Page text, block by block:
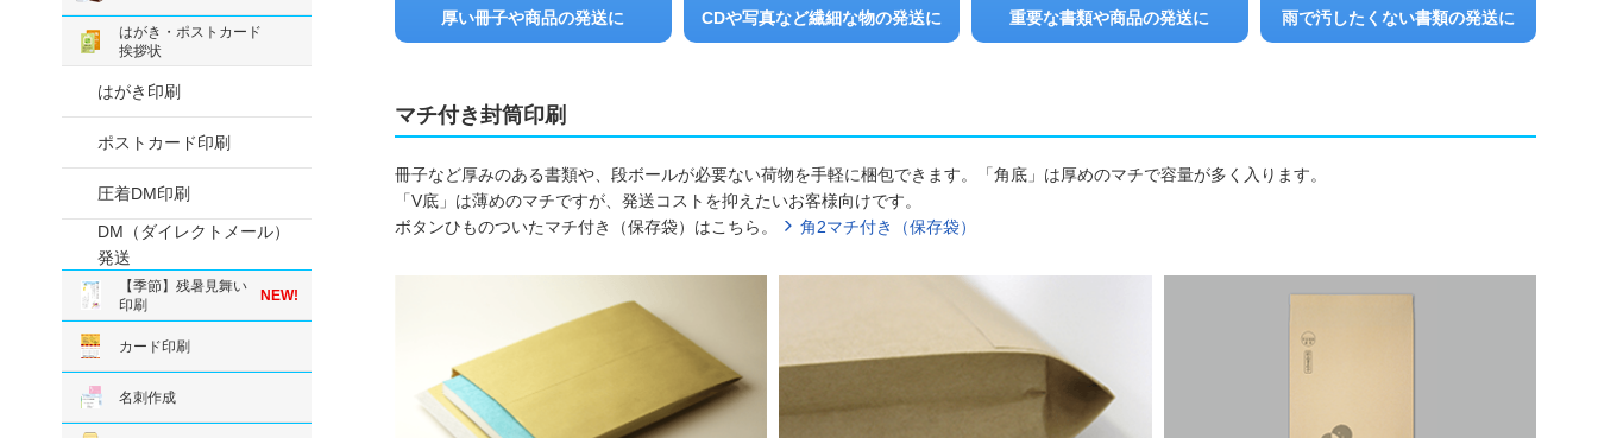
厚い冊子や商品の発送に CDや写真など繊細な物の発送に 重要な書類や商品の発送に 雨で汚したくない書類の発送に
マチ付き封筒印刷
冊子など厚みのある書類や、段ボールが必要ない荷物を手軽に梱包できます。「角底」は厚めのマチで容量が多く入ります。
「V底」は薄めのマチですが、発送コストを抑えたいお客様向けです。
ボタンひものついたマチ付き（保存袋）はこちら。
角2マチ付き（保存袋）
はがき・ポストカード
挨拶状
はがき印刷
ポストカード印刷
圧着DM印刷
DM（ダイレクトメール）
発送
【季節】残暑見舞い
印刷
NEW!
カード印刷
名刺作成